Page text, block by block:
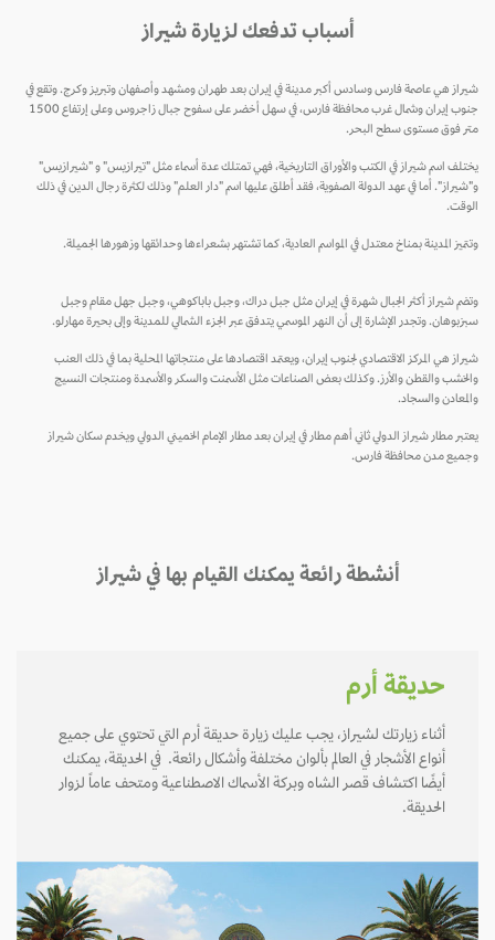
أسباب تدفعك لزيارة شيراز
شيراز هي عاصمة فارس وسادس أكبر مدينة في إيران بعد طهران ومشهد وأصفهان وتبريز وكرج. وتقع في
جنوب إيران وشمال غرب محافظة فارس، في سهل أخضر على سفوح جبال زاجروس وعلى إرتفاع 1500
متر فوق مستوى سطح البحر.
يختلف اسم شيراز في الكتب والأوراق التاريخية، فهي تمتلك عدة أسماء مثل "تيرازيس" و "شيرازيس"
و"شيراز". أما في عهد الدولة الصفوية، فقد أطلق عليها اسم "دار العلم" وذلك لكثرة رجال الدين في ذلك
الوقت.
وتتميز المدينة بمناخ معتدل في المواسم العادية، كما تشتهر بشعراءها وحدائقها وزهورها الجميلة.
وتضم شيراز أكثر الجبال شهرة في إيران مثل جبل دراك، وجبل باباكوهي، وجبل جهل مقام وجبل
سبزبوهان. وتجدر الإشارة إلى أن النهر الموسمي يتدفق عبر الجزء الشمالي للمدينة وإلى بحيرة مهارلو.
شيراز هي المركز الاقتصادي لجنوب إيران، ويعتمد اقتصادها على منتجاتها المحلية بما في ذلك العنب
والخشب والقطن والأرز. وكذلك بعض الصناعات مثل الأسمنت والسكر والأسمدة ومنتجات النسيج
والمعادن والسجاد.
يعتبر مطار شيراز الدولي ثاني أهم مطار في إيران بعد مطار الإمام الخميني الدولي ويخدم سكان شيراز
وجميع مدن محافظة فارس.
أنشطة رائعة يمكنك القيام بها في شيراز
حديقة أرم
أثناء زيارتك لشيراز، يجب عليك زيارة حديقة أرم التي تحتوي على جميع
أنواع الأشجار في العالم بألوان مختلفة وأشكال رائعة. في الحديقة، يمكنك
أيضًا اكتشاف قصر الشاه وبركة الأسماك الاصطناعية ومتحف عاماً لزوار
الحديقة.